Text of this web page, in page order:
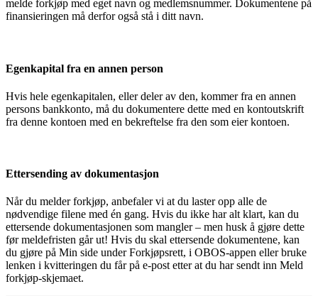
melde forkjøp med eget navn og medlemsnummer. Dokumentene på
finansieringen må derfor også stå i ditt navn.
Egenkapital fra en annen person
Hvis hele egenkapitalen, eller deler av den, kommer fra en annen
persons bankkonto, må du dokumentere dette med en kontoutskrift
fra denne kontoen med en bekreftelse fra den som eier kontoen.
Ettersending av dokumentasjon
Når du melder forkjøp, anbefaler vi at du laster opp alle de
nødvendige filene med én gang. Hvis du ikke har alt klart, kan du
ettersende dokumentasjonen som mangler – men husk å gjøre dette
før meldefristen går ut! Hvis du skal ettersende dokumentene, kan
du gjøre på Min side under Forkjøpsrett, i OBOS-appen eller bruke
lenken i kvitteringen du får på e-post etter at du har sendt inn Meld
forkjøp-skjemaet.